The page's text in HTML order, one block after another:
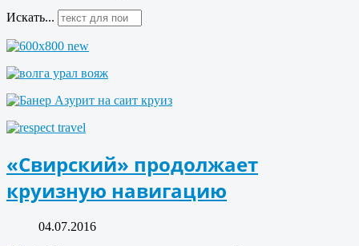
Искать...
«Свирский» продолжает
круизную навигацию
04.07.2016